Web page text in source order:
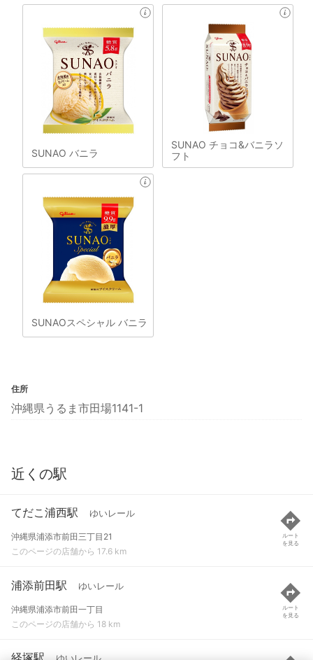
SUNAO バニラ
SUNAO チョコ&バニラソ
フト
SUNAOスペシャル バニラ
住所
沖縄県うるま市田場1141-1
近くの駅
てだこ浦西駅 ゆいレール
沖縄県浦添市前田三丁目21
このページの店舗から 17.6 km
ルート
を見る
浦添前田駅 ゆいレール
沖縄県浦添市前田一丁目
このページの店舗から 18 km
ルート
を見る
経塚駅